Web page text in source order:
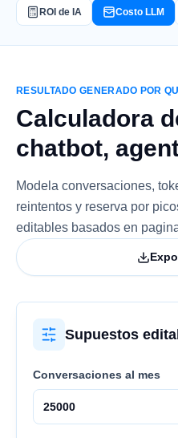
ROI de IA Costo LLM
RESULTADO GENERADO POR
Calculadora
chatbot,
Modela conversaciones,
reintentos y reserva por
editables basados en
Supuestos
Conversaciones al mes